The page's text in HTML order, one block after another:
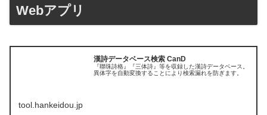
Webアプリ
漢詩データベース検索 CanD
『聯珠詩格』『三体詩』等を収録した漢詩データベース。
異体字を自動変換することにより検索漏れを防ぎます。
tool.hankeidou.jp